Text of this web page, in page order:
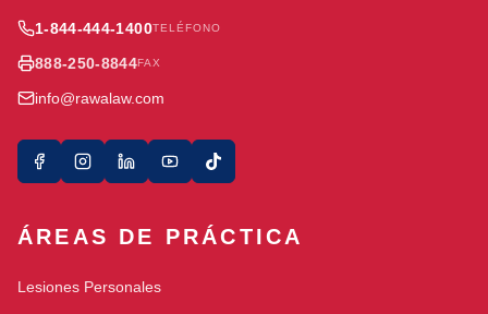
1-844-444-1400TELÉFONO
888-250-8844FAX
info@rawalaw.com
ÁREAS DE PRÁCTICA
Lesiones Personales